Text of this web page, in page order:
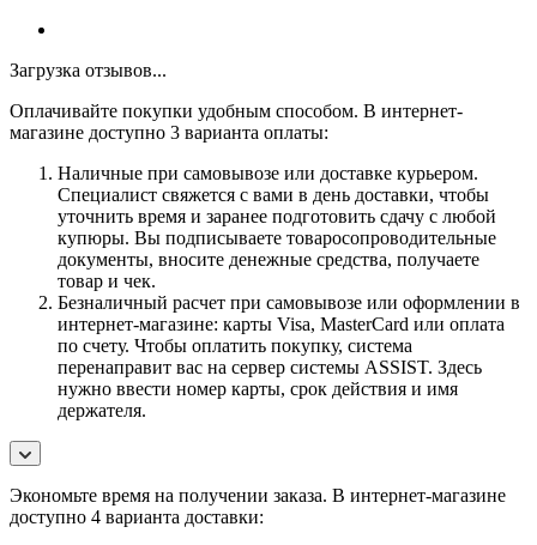
Загрузка отзывов...
Оплачивайте покупки удобным способом. В интернет-
магазине доступно 3 варианта оплаты:
Наличные при самовывозе или доставке курьером.
Специалист свяжется с вами в день доставки, чтобы
уточнить время и заранее подготовить сдачу с любой
купюры. Вы подписываете товаросопроводительные
документы, вносите денежные средства, получаете
товар и чек.
Безналичный расчет при самовывозе или оформлении в
интернет-магазине: карты Visa, MasterCard или оплата
по счету. Чтобы оплатить покупку, система
перенаправит вас на сервер системы ASSIST. Здесь
нужно ввести номер карты, срок действия и имя
держателя.
Экономьте время на получении заказа. В интернет-магазине
доступно 4 варианта доставки: